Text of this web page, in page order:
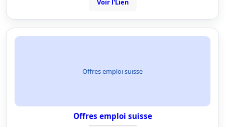
Voir l'Lien
Offres emploi suisse
Offres emploi suisse